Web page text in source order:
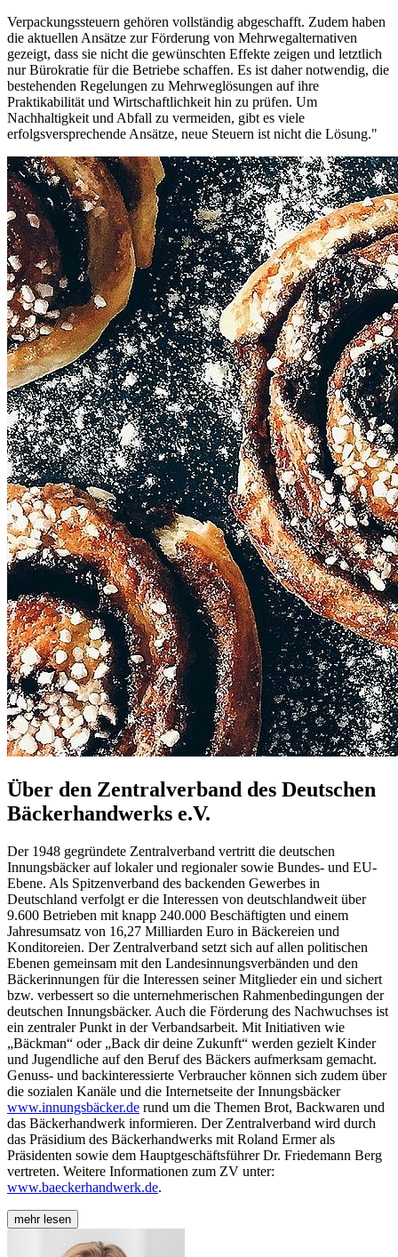
Verpackungssteuern gehören vollständig abgeschafft. Zudem haben
die aktuellen Ansätze zur Förderung von Mehrwegalternativen
gezeigt, dass sie nicht die gewünschten Effekte zeigen und letztlich
nur Bürokratie für die Betriebe schaffen. Es ist daher notwendig, die
bestehenden Regelungen zu Mehrweglösungen auf ihre
Praktikabilität und Wirtschaftlichkeit hin zu prüfen. Um
Nachhaltigkeit und Abfall zu vermeiden, gibt es viele
erfolgsversprechende Ansätze, neue Steuern ist nicht die Lösung."
Über den Zentralverband des Deutschen
Bäckerhandwerks e.V.
Der 1948 gegründete Zentralverband vertritt die deutschen
Innungsbäcker auf lokaler und regionaler sowie Bundes- und EU-
Ebene. Als Spitzenverband des backenden Gewerbes in
Deutschland verfolgt er die Interessen von deutschlandweit über
9.600 Betrieben mit knapp 240.000 Beschäftigten und einem
Jahresumsatz von 16,27 Milliarden Euro in Bäckereien und
Konditoreien. Der Zentralverband setzt sich auf allen politischen
Ebenen gemeinsam mit den Landesinnungsverbänden und den
Bäckerinnungen für die Interessen seiner Mitglieder ein und sichert
bzw. verbessert so die unternehmerischen Rahmenbedingungen der
deutschen Innungsbäcker. Auch die Förderung des Nachwuchses ist
ein zentraler Punkt in der Verbandsarbeit. Mit Initiativen wie
„Bäckman“ oder „Back dir deine Zukunft“ werden gezielt Kinder
und Jugendliche auf den Beruf des Bäckers aufmerksam gemacht.
Genuss- und backinteressierte Verbraucher können sich zudem über
die sozialen Kanäle und die Internetseite der Innungsbäcker
www.innungsbäcker.de rund um die Themen Brot, Backwaren und
das Bäckerhandwerk informieren. Der Zentralverband wird durch
das Präsidium des Bäckerhandwerks mit Roland Ermer als
Präsidenten sowie dem Hauptgeschäftsführer Dr. Friedemann Berg
vertreten. Weitere Informationen zum ZV unter:
www.baeckerhandwerk.de.
mehr lesen